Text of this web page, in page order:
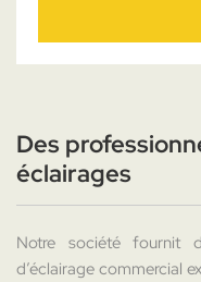
Des
éclairages
Notre société fournit
d’éclairage commercial